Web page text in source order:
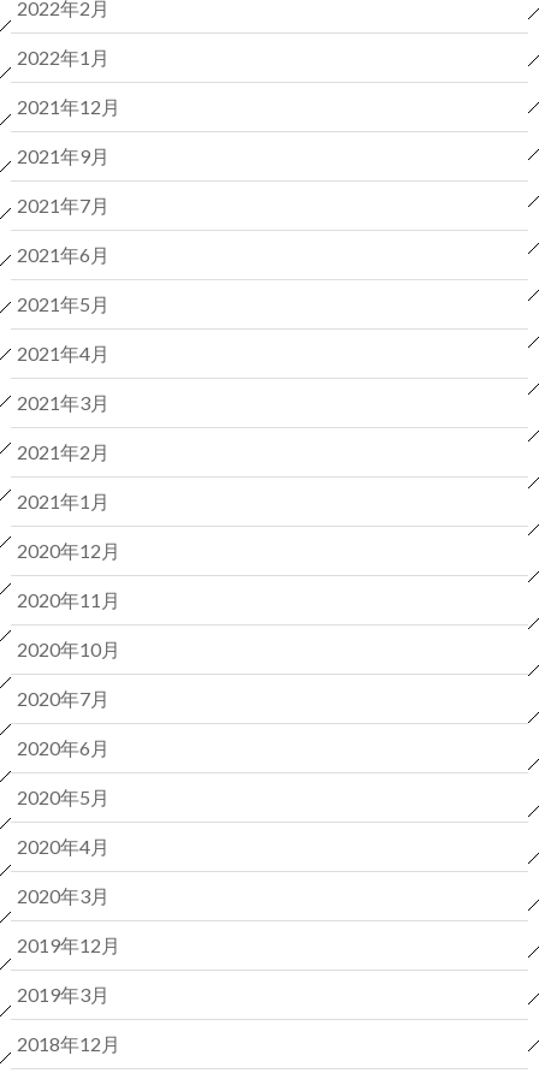
2022年2月
2022年1月
2021年12月
2021年9月
2021年7月
2021年6月
2021年5月
2021年4月
2021年3月
2021年2月
2021年1月
2020年12月
2020年11月
2020年10月
2020年7月
2020年6月
2020年5月
2020年4月
2020年3月
2019年12月
2019年3月
2018年12月